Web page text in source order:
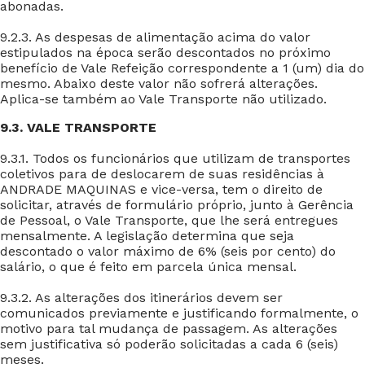
abonadas.
9.2.3. As despesas de alimentação acima do valor
estipulados na época serão descontados no próximo
benefício de Vale Refeição correspondente a 1 (um) dia do
mesmo. Abaixo deste valor não sofrerá alterações.
Aplica-se também ao Vale Transporte não utilizado.
9.3. VALE TRANSPORTE
9.3.1. Todos os funcionários que utilizam de transportes
coletivos para de deslocarem de suas residências à
ANDRADE MAQUINAS e vice-versa, tem o direito de
solicitar, através de formulário próprio, junto à Gerência
de Pessoal, o Vale Transporte, que lhe será entregues
mensalmente. A legislação determina que seja
descontado o valor máximo de 6% (seis por cento) do
salário, o que é feito em parcela única mensal.
9.3.2. As alterações dos itinerários devem ser
comunicados previamente e justificando formalmente, o
motivo para tal mudança de passagem. As alterações
sem justificativa só poderão solicitadas a cada 6 (seis)
meses.